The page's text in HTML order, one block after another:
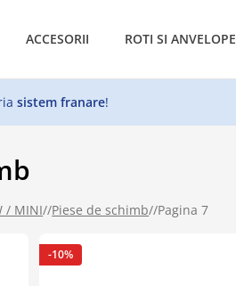
ACCESORII ROTI SI ANVELOPE
sistem franare!
/ MINI//Piese de schimb//Pagina 7
-10%